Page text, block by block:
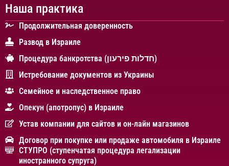
Наша практика
Продолжительная доверенность
Развод в Израиле
Процедура банкротства (חדלות פירעון)
Истребование документов из Украины
Cемейное и наследственное право
Опекун (апотропус) в Израиле
Устав компании для сайтов и он-лайн магазинов
Договор при покупке или продаже автомобиля в Израиле
СТУПРО (ступенчатая процедура легализации
иностранного супруга)